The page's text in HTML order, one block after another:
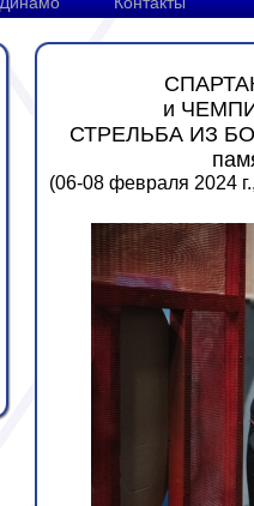
и
СТРЕЛЬБА ИЗ
(06-08 февраля 2024